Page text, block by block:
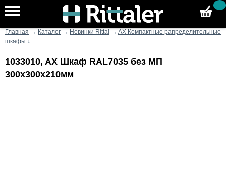
Главная → Каталог → Новинки Rittal → AX Компактные рапределительные
шкафы ↓
1033010, AX Шкаф RAL7035 без МП
300х300х210мм